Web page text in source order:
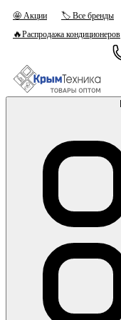
🤩 Акции 🏷 Все бренды
🔥Распродажа кондиционеров